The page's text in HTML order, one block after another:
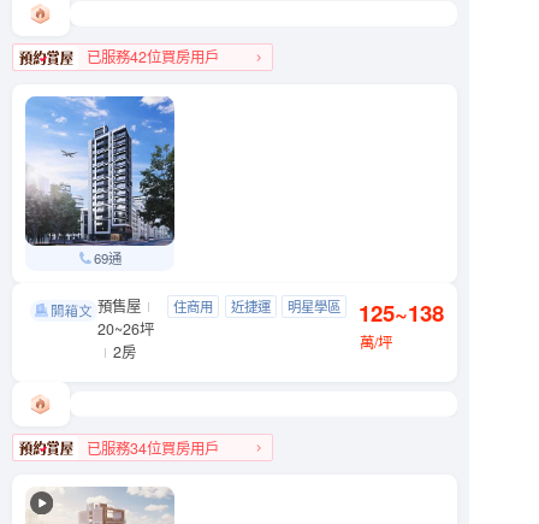
已服務42位買房用戶
69通
織旅 松山區 八德路三段201號
預售屋
20~26坪
2房
住商用 近捷運
明星學區
125~138
萬/坪
已服務34位買房用戶